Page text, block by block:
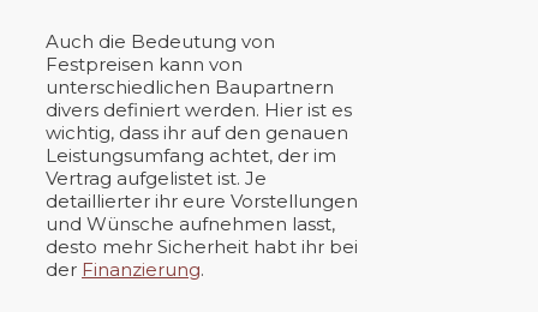
Auch die Bedeutung von
Festpreisen kann von
unterschiedlichen Baupartnern
divers definiert werden. Hier ist es
wichtig, dass ihr auf den genauen
Leistungsumfang achtet, der im
Vertrag aufgelistet ist. Je
detaillierter ihr eure Vorstellungen
und Wünsche aufnehmen lasst,
desto mehr Sicherheit habt ihr bei
der Finanzierung.